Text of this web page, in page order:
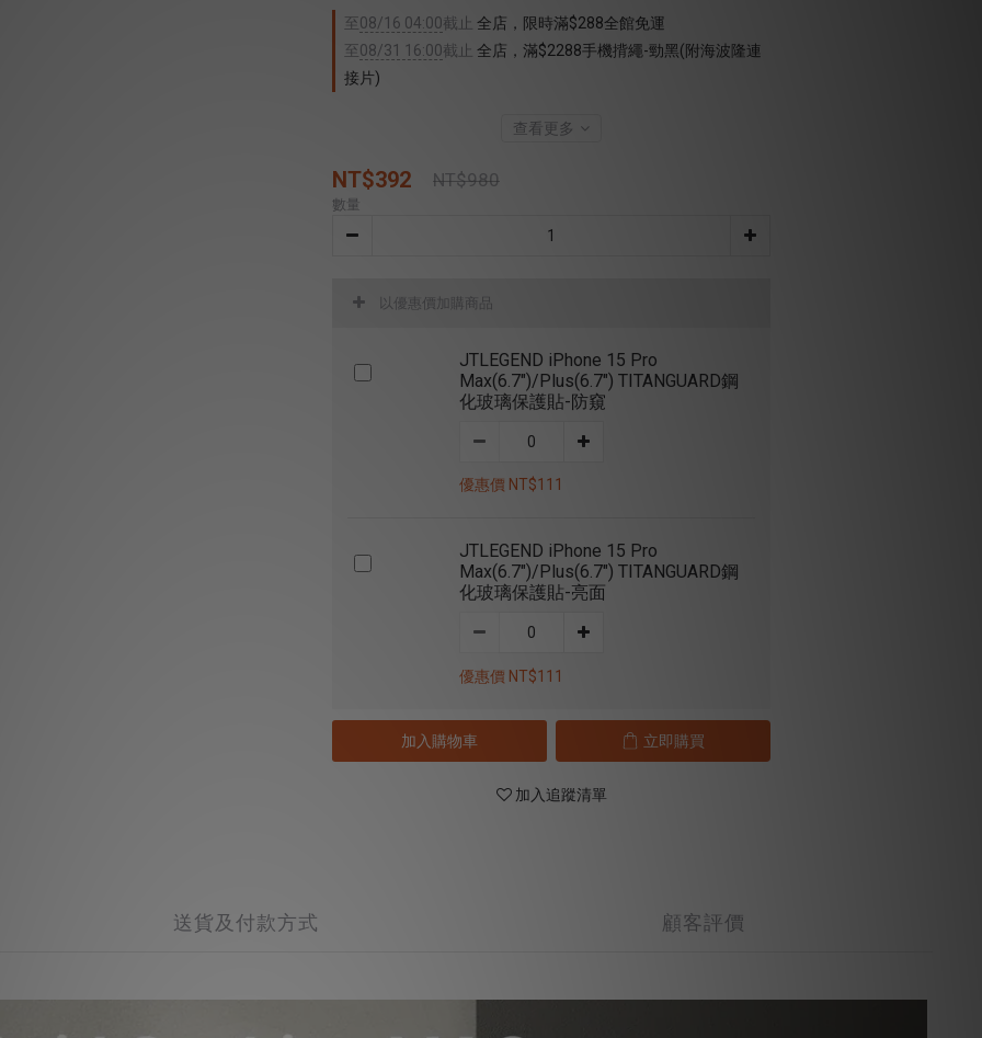
至08/16 04:00截止
全店，限時滿$288全館免運
至08/31 16:00截止
全店，滿$2288手機揹繩-勁黑(附海波隆連
接片)
查看更多
NT$392 NT$980
數量
以優惠價加購商品
JTLEGEND iPhone 15 Pro
Max(6.7")/Plus(6.7") TITANGUARD鋼
化玻璃保護貼-防窺
優惠價 NT$111
JTLEGEND iPhone 15 Pro
Max(6.7")/Plus(6.7") TITANGUARD鋼
化玻璃保護貼-亮面
優惠價 NT$111
加入購物車 立即購買
加入追蹤清單
送貨及付款方式 顧客評價